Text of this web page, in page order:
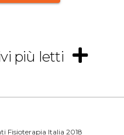
più letti
Fisioterapia Italia 2018